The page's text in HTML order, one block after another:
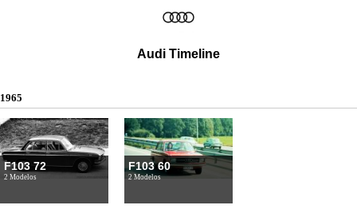
Audi Timeline
1965
F103 72
2 Modelos
F103 60
2 Modelos